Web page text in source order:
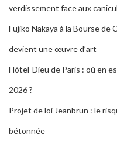
verdissement face aux
Fujiko Nakaya à la Bourse de
devient une œuvre d’art
Hôtel-Dieu de Paris : où en
2026 ?
Projet de loi Jeanbrun : le
bétonnée